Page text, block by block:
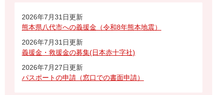
2026年7月31日更新
熊本県八代市への義援金（令和8年熊本地震）
2026年7月31日更新
義援金・救援金の募集(日本赤十字社)
2026年7月27日更新
パスポートの申請（窓口での書面申請）